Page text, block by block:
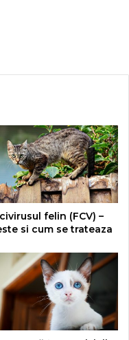
felin (FCV) –
si cum se trateaza